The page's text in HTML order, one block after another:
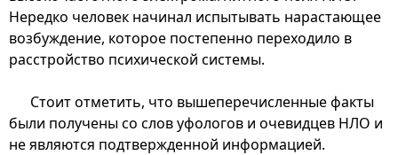
Нередко человек начинал испытывать нарастающее
возбуждение, которое постепенно переходило в
расстройство психической системы.
Стоит отметить, что вышеперечисленные факты
были получены со слов уфологов и очевидцев НЛО и
не являются подтвержденной информацией.